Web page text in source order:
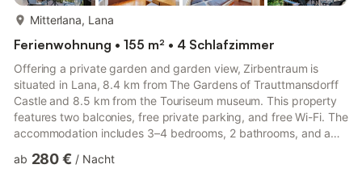
Mitterlana, Lana
Ferienwohnung • 155 m² • 4 Schlafzimmer
Offering a private garden and garden view, Zirbentraum is
situated in Lana, 8.4 km from The Gardens of Trauttmansdorff
Castle and 8.5 km from the Touriseum museum. This property
features two balconies, free private parking, and free Wi-Fi. The
accommodation includes 3–4 bedrooms, 2 bathrooms, and a
garden with a grill, two loungers, a bench, and a table—perfect
ab 280 € / Nacht